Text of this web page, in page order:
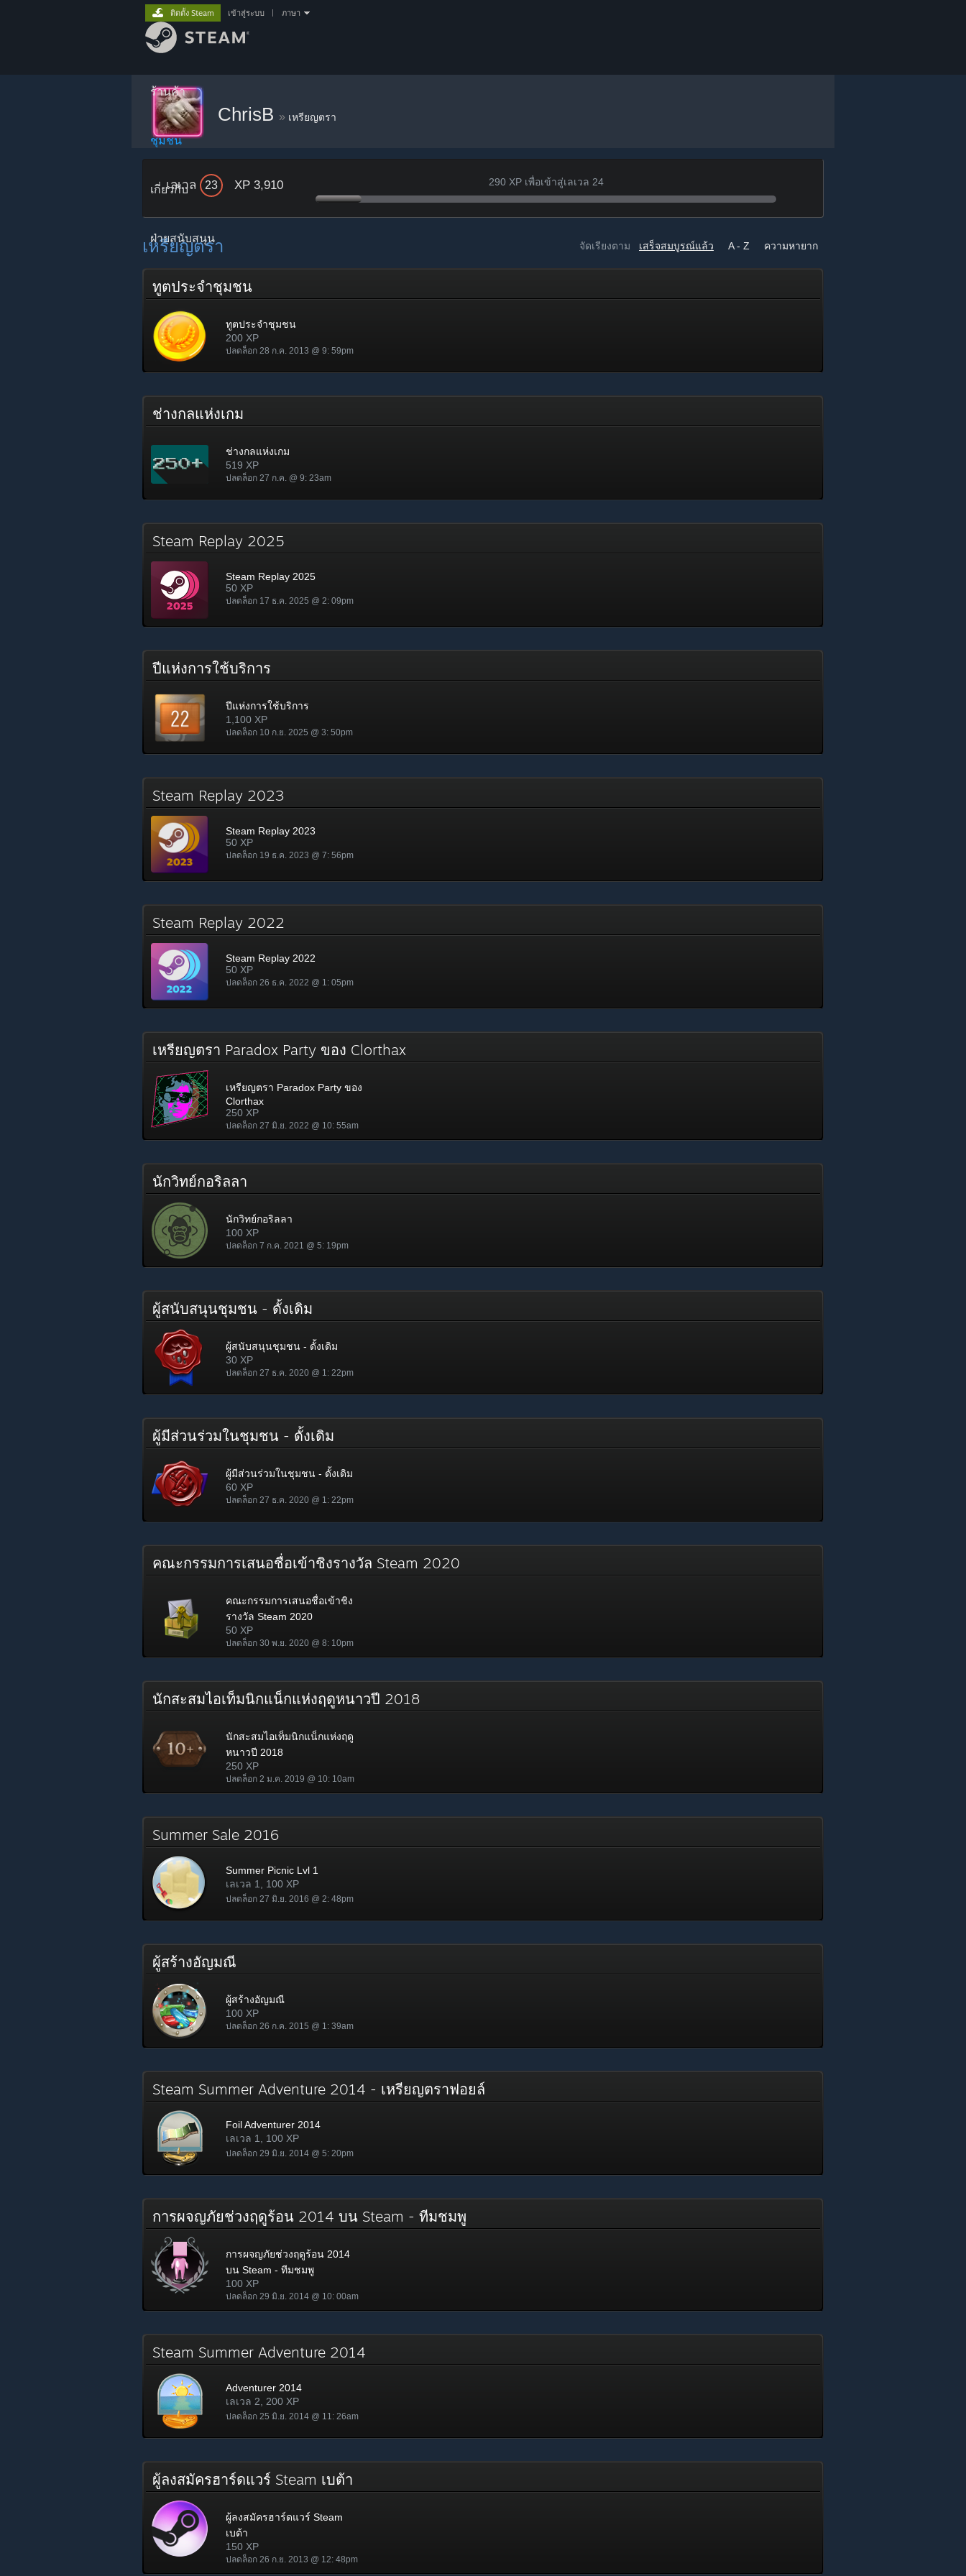
ร้านค้า
ชุมชน
เกี่ยวกับ
ฝ่ายสนับสนุน
ติดตั้ง Steam เข้าสู่ระบบ ภาษา
ChrisB » เหรียญตรา
เลเวล 23 XP 3,910 290 XP เพื่อเข้าสู่เลเวล 24
จัดเรียงตาม เสร็จสมบูรณ์แล้ว A - Z ความหายาก
เหรียญตรา
ทูตประจำชุมชน
ทูตประจำชุมชน
200 XP
ปลดล็อก 28 ก.ค. 2013 @ 9: 59pm
ช่างกลแห่งเกม
ช่างกลแห่งเกม
519 XP
ปลดล็อก 27 ก.ค. @ 9: 23am
Steam Replay 2025
Steam Replay 2025
50 XP
ปลดล็อก 17 ธ.ค. 2025 @ 2: 09pm
ปีแห่งการใช้บริการ
ปีแห่งการใช้บริการ
1,100 XP
ปลดล็อก 10 ก.ย. 2025 @ 3: 50pm
Steam Replay 2023
Steam Replay 2023
50 XP
ปลดล็อก 19 ธ.ค. 2023 @ 7: 56pm
Steam Replay 2022
Steam Replay 2022
50 XP
ปลดล็อก 26 ธ.ค. 2022 @ 1: 05pm
เหรียญตรา Paradox Party ของ Clorthax
เหรียญตรา Paradox Party ของ
Clorthax
250 XP
ปลดล็อก 27 มิ.ย. 2022 @ 10: 55am
นักวิทย์กอริลลา
นักวิทย์กอริลลา
100 XP
ปลดล็อก 7 ก.ค. 2021 @ 5: 19pm
ผู้สนับสนุนชุมชน - ดั้งเดิม
ผู้สนับสนุนชุมชน - ดั้งเดิม
30 XP
ปลดล็อก 27 ธ.ค. 2020 @ 1: 22pm
ผู้มีส่วนร่วมในชุมชน - ดั้งเดิม
ผู้มีส่วนร่วมในชุมชน - ดั้งเดิม
60 XP
ปลดล็อก 27 ธ.ค. 2020 @ 1: 22pm
คณะกรรมการเสนอชื่อเข้าชิงรางวัล Steam 2020
คณะกรรมการเสนอชื่อเข้าชิง
รางวัล Steam 2020
50 XP
ปลดล็อก 30 พ.ย. 2020 @ 8: 10pm
นักสะสมไอเท็มนิกแน็กแห่งฤดูหนาวปี 2018
นักสะสมไอเท็มนิกแน็กแห่งฤดู
หนาวปี 2018
250 XP
ปลดล็อก 2 ม.ค. 2019 @ 10: 10am
Summer Sale 2016
Summer Picnic Lvl 1
เลเวล 1, 100 XP
ปลดล็อก 27 มิ.ย. 2016 @ 2: 48pm
ผู้สร้างอัญมณี
ผู้สร้างอัญมณี
100 XP
ปลดล็อก 26 ก.ค. 2015 @ 1: 39am
Steam Summer Adventure 2014 - เหรียญตราฟอยล์
Foil Adventurer 2014
เลเวล 1, 100 XP
ปลดล็อก 29 มิ.ย. 2014 @ 5: 20pm
การผจญภัยช่วงฤดูร้อน 2014 บน Steam - ทีมชมพู
การผจญภัยช่วงฤดูร้อน 2014
บน Steam - ทีมชมพู
100 XP
ปลดล็อก 29 มิ.ย. 2014 @ 10: 00am
Steam Summer Adventure 2014
Adventurer 2014
เลเวล 2, 200 XP
ปลดล็อก 25 มิ.ย. 2014 @ 11: 26am
ผู้ลงสมัครฮาร์ดแวร์ Steam เบต้า
ผู้ลงสมัครฮาร์ดแวร์ Steam
เบต้า
150 XP
ปลดล็อก 26 ก.ย. 2013 @ 12: 48pm